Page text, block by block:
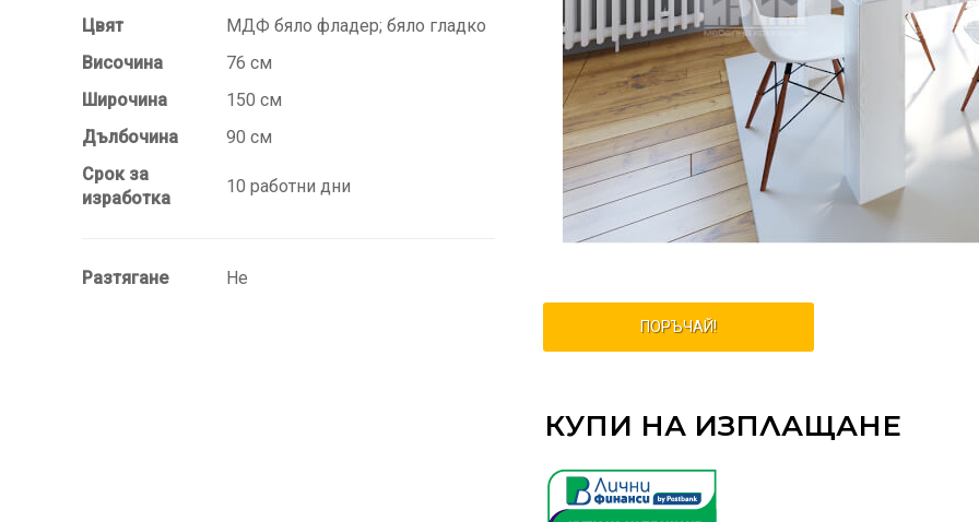
Цвят
МДФ бяло фладер; бяло гладко
Височина
76 см
Широчина
150 см
Дълбочина
90 см
Срок за
изработка
10 работни дни
Разтягане Не
ПОРЪЧАЙ!
КУПИ НА ИЗПЛАЩАНЕ